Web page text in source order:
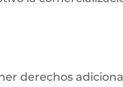
derechos